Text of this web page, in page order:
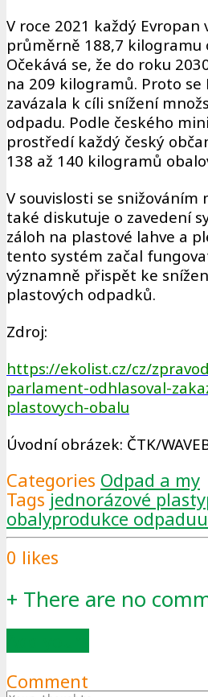
V roce 2021 každý Evropan
průměrně 188,7 kilogramu
Očekává se, že do roku
na 209 kilogramů. Proto se
zavázala k cíli snížení
odpadu. Podle českého
prostředí každý český
138 až 140 kilogramů
V souvislosti se snižováním
také diskutuje o zavedení
záloh na plastové lahve a
tento systém začal
významně přispět ke
plastových odpadků.
Zdroj:
https://ekolist.cz/cz/
parlament-odhlasoval-
plastovych-obalu
Úvodní obrázek: ČTK/
Categories Odpad a my
Tags jednorázové plasty
obalyprodukce odpadu
0 likes
+ There are no
Comment